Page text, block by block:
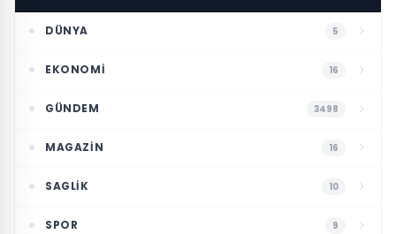
DÜNYA 5
EKONOMI 16
GÜNDEM 3498
MAGAZIN 16
SAGLIK 10
SPOR 9